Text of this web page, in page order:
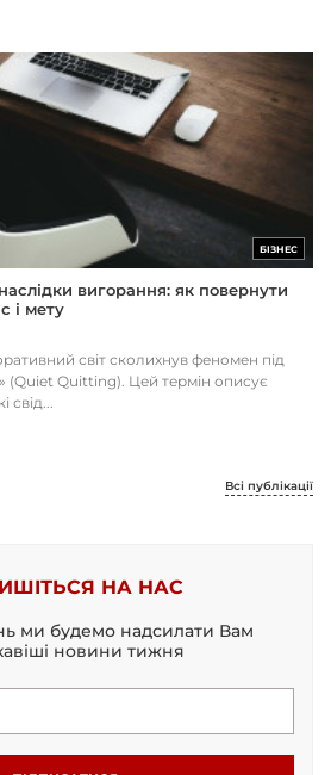
БІЗНЕС
вигорання: як повернути
і мету
світ сколихнув феномен під
(Quiet Quitting). Цей термін описує
свід...
Всі публікації
НА НАС
ми будемо надсилати Вам
новини тижня